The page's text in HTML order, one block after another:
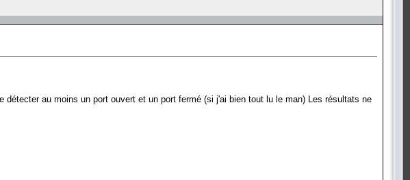
détecter au moins un port ouvert et un port fermé (si j'ai bien tout lu le man) Les résultats ne